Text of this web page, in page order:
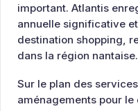
important. Atlantis
annuelle significative
destination shopping,
dans la région nantaise.
Sur le plan des
aménagements pour